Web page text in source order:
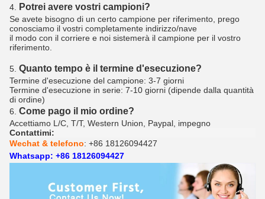
4. Potrei avere vostri campioni?
Se avete bisogno di un certo campione per riferimento, prego
conosciamo il vostri completamente indirizzo/nave
il modo con il corriere e noi sistemerà il campione per il vostro
riferimento.
5. Quanto tempo è il termine d'esecuzione?
Termine d'esecuzione del campione: 3-7 giorni
Termine d'esecuzione in serie: 7-10 giorni (dipende dalla quantità
di ordine)
6. Come pago il mio ordine?
Accettiamo L/C, T/T, Western Union, Paypal, impegno
Contattimi:
Wechat & telefono: +86 18126094427
Whatsapp: +86 18126094427